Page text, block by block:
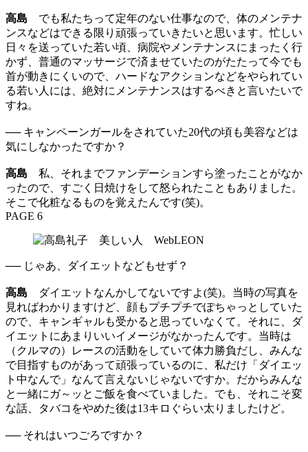
高島 でも私たちって定年のない仕事なので、体のメンテナ
ンスなどはできる限り頑張っていきたいと思います。忙しい
日々を送っていた若い頃、病院やメンテナンスにまったく行
かず、普通のマッサージで済ませていたのがたたって今でも
首が動きにくいので、ハードなアクションなどをやられてい
る若い人には、絶対にメンテナンスはするべきと言いたいで
すね。
── キャンペーンガールをされていた20代の頃も美容などは
気にしなかったですか？
高島 私、それまでファンデーションすら塗ったことがなか
ったので、すごく日焼けをして怒られたこともありました。
そこで化粧なるものを覚えたんです(笑)。
PAGE 6
── じゃあ、ダイエットなどもせず？
高島 ダイエットなんかしてないですよ(笑)。当時の写真を
見ればわかりますけど、顔もプチプチでぽちゃっとしていた
ので、キャンギャルも受かると思っていなくて。それに、ダ
イエットにあまりいいイメージがなかったんです。当時は
（クルマの）レースの活動をしていて体力勝負だし、みんな
で目指すものがあって頑張っているのに、私だけ「ダイエッ
ト中なんで」なんて言えないじゃないですか。だからみんな
と一緒にガ～ッとご飯を食べていました。でも、それこそ変
な話、タバコをやめた後は13キロぐらい太りましたけど。
── それはいつごろですか？